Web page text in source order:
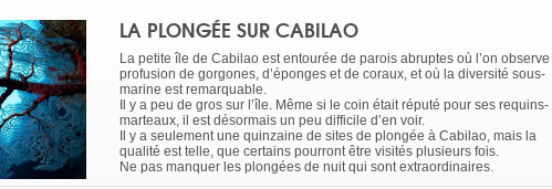
LA PLONGÉE SUR CABILAO
La petite île de Cabilao est entourée de parois abruptes où l’on observe
profusion de gorgones, d’éponges et de coraux, et où la diversité sous-
marine est remarquable.
Il y a peu de gros sur l’île. Même si le coin était réputé pour ses requins-
marteaux, il est désormais un peu difficile d’en voir.
Il y a seulement une quinzaine de sites de plongée à Cabilao, mais la
qualité est telle, que certains pourront être visités plusieurs fois.
Ne pas manquer les plongées de nuit qui sont extraordinaires.